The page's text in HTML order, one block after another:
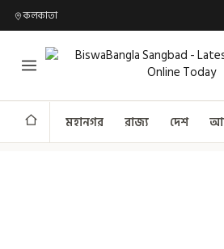
কলকাতা
মহানগর রাজ্য দেশ